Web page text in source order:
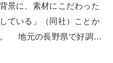
景に、素材にこだわった
ている」（同社）ことか
。 地元の長野県で好調…